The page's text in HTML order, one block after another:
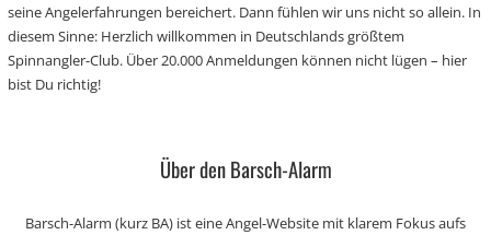
seine Angelerfahrungen bereichert. Dann fühlen wir uns nicht so allein. In
diesem Sinne: Herzlich willkommen in Deutschlands größtem
Spinnangler-Club. Über 20.000 Anmeldungen können nicht lügen – hier
bist Du richtig!
Über den Barsch-Alarm
Barsch-Alarm (kurz BA) ist eine Angel-Website mit klarem Fokus aufs